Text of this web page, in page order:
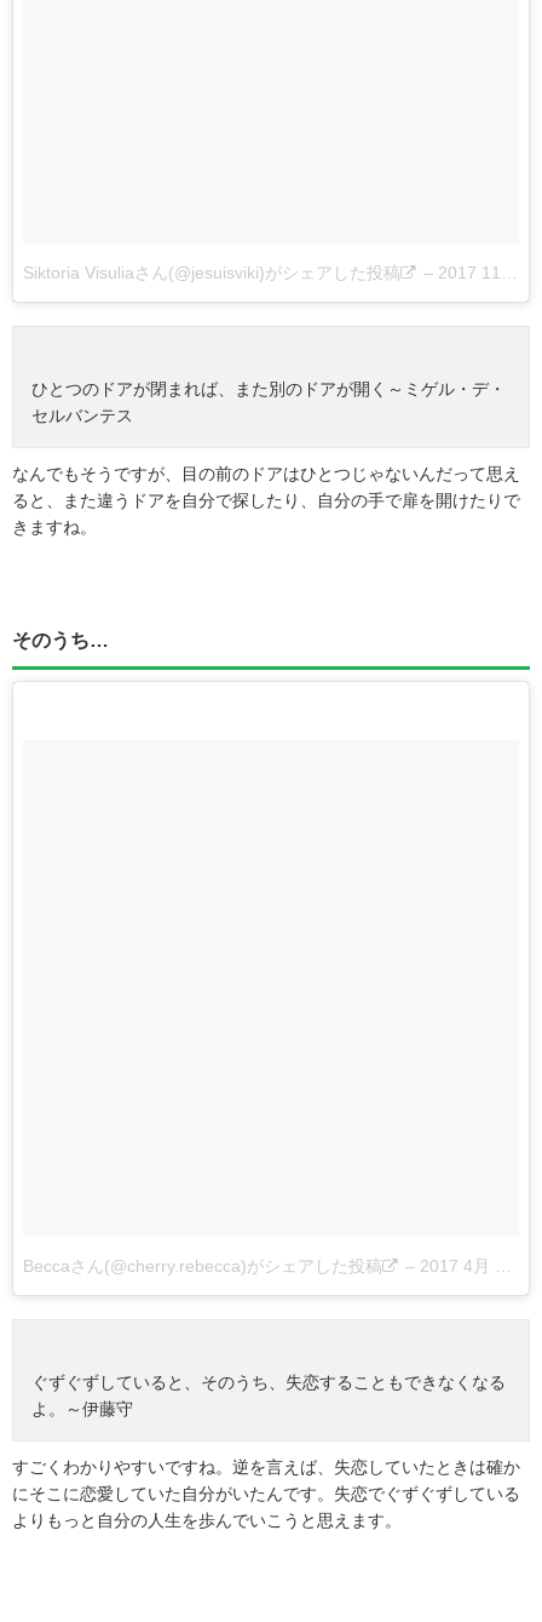
Siktoria Visuliaさん(@jesuisviki)がシェアした投稿 – 2017 11月 2 2:45午前 PDT
ひとつのドアが閉まれば、また別のドアが開く～ミゲル・デ・
セルバンテス
なんでもそうですが、目の前のドアはひとつじゃないんだって思え
ると、また違うドアを自分で探したり、自分の手で扉を開けたりで
きますね。
そのうち…
Beccaさん(@cherry.rebecca)がシェアした投稿 – 2017 4月 23 12:31午前 PDT
ぐずぐずしていると、そのうち、失恋することもできなくなる
よ。～伊藤守
すごくわかりやすいですね。逆を言えば、失恋していたときは確か
にそこに恋愛していた自分がいたんです。失恋でぐずぐずしている
よりもっと自分の人生を歩んでいこうと思えます。